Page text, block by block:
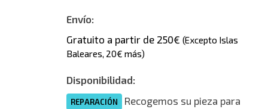
Envío:
Gratuito a partir de 250€ (Excepto Islas
Baleares, 20€ más)
Disponibilidad:
REPARACIÓN
Recogemos su pieza para